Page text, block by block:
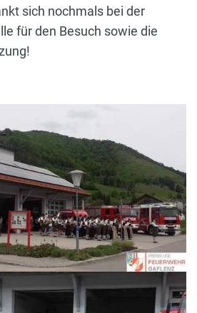
sich nochmals bei der
für den Besuch sowie die